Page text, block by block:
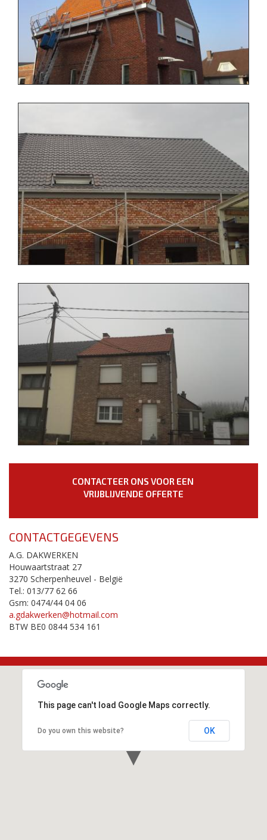
CONTACTEER ONS VOOR EEN
VRIJBLIJVENDE OFFERTE
CONTACTGEGEVENS
A.G. DAKWERKEN
Houwaartstraat 27
3270 Scherpenheuvel - België
Tel.: 013/77 62 66
Gsm: 0474/44 04 06
a.gdakwerken@hotmail.com
BTW BE0 0844 534 161
This page can't load Google Maps correctly.
Do you own this website? OK